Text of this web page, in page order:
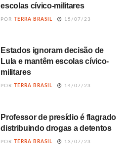
escolas cívico-militares
POR TERRA BRASIL 15/07/23
Estados ignoram decisão de
Lula e mantêm escolas cívico-
militares
POR TERRA BRASIL 14/07/23
Professor de presídio é flagrado
distribuindo drogas a detentos
POR TERRA BRASIL 13/07/23